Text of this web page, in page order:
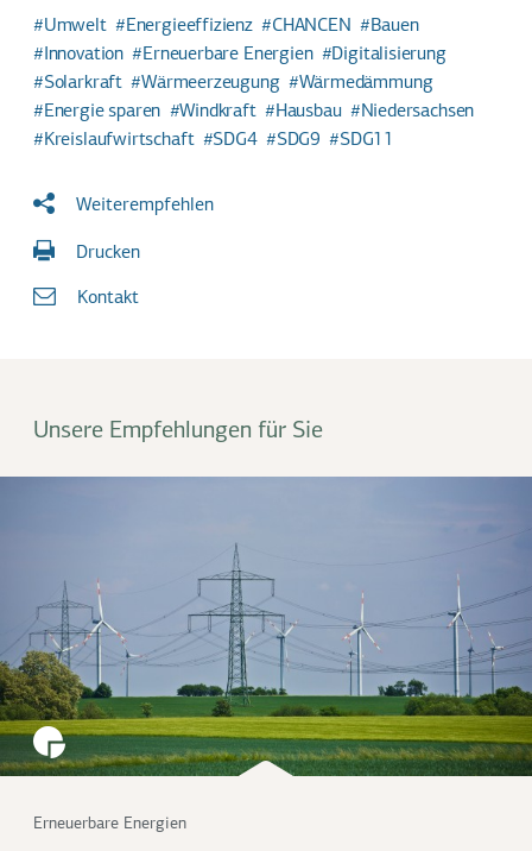
Umwelt Energieeffizienz CHANCEN
Bauen
Innovation
Erneuerbare Energien
Digitalisierung
Solarkraft
Wärmeerzeugung
Wärmedämmung
Energie sparen
Windkraft Hausbau
Niedersachsen
Kreislaufwirtschaft
SDG4 SDG9 SDG11
Weiterempfehlen
Drucken
Kontakt
Unsere Empfehlungen für Sie
Erneuerbare Energien